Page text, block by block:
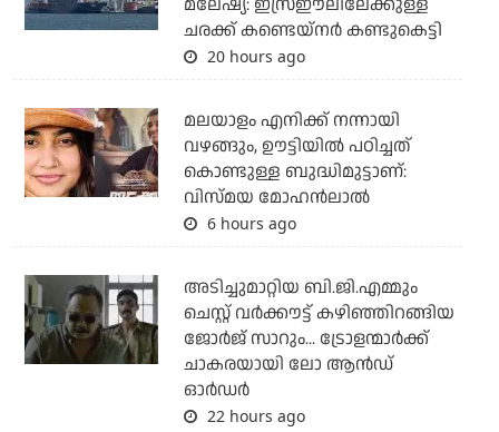
ചരക്ക് കണ്ടെയ്‌നര്‍ കണ്ടുകെട്ടി
20 hours ago
മലയാളം എനിക്ക് നന്നായി
വഴങ്ങും, ഊട്ടിയില്‍ പഠിച്ചത്
കൊണ്ടുള്ള ബുദ്ധിമുട്ടാണ്:
വിസ്മയ മോഹന്‍ലാല്‍
6 hours ago
അടിച്ചുമാറ്റിയ ബി.ജി.എമ്മും
ചെസ്റ്റ് വര്‍ക്കൗട്ട് കഴിഞ്ഞിറങ്ങിയ
ജോര്‍ജ് സാറും... ട്രോളന്മാര്‍ക്ക്
ചാകരയായി ലോ ആന്‍ഡ്
ഓര്‍ഡര്‍
22 hours ago